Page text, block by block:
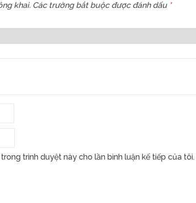
khai. Các trường bắt buộc được đánh dấu *
trình duyệt này cho lần bình luận kế tiếp của tôi.